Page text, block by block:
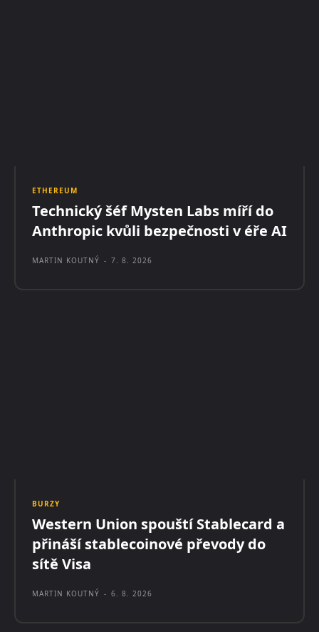
ETHEREUM
Technický šéf Mysten Labs míří do
Anthropic kvůli bezpečnosti v éře AI
MARTIN KOUTNÝ - 7. 8. 2026
BURZY
Western Union spouští Stablecard a
přináší stablecoinové převody do
sítě Visa
MARTIN KOUTNÝ - 6. 8. 2026